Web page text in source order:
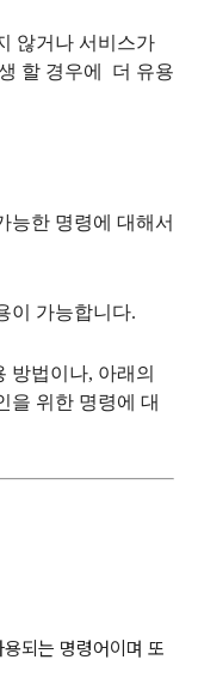
않거나 서비스가
할 경우에 더 유용
능한 명령에 대해서
이 가능합니다.
방법이나, 아래의
을 위한 명령에 대
되는 명령어이며 또